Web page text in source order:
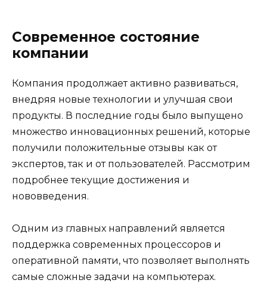
Современное состояние
компании
Компания продолжает активно развиваться,
внедряя новые технологии и улучшая свои
продукты. В последние годы было выпущено
множество инновационных решений, которые
получили положительные отзывы как от
экспертов, так и от пользователей. Рассмотрим
подробнее текущие достижения и
нововведения.
Одним из главных направлений является
поддержка современных процессоров и
оперативной памяти, что позволяет выполнять
самые сложные задачи на компьютерах.